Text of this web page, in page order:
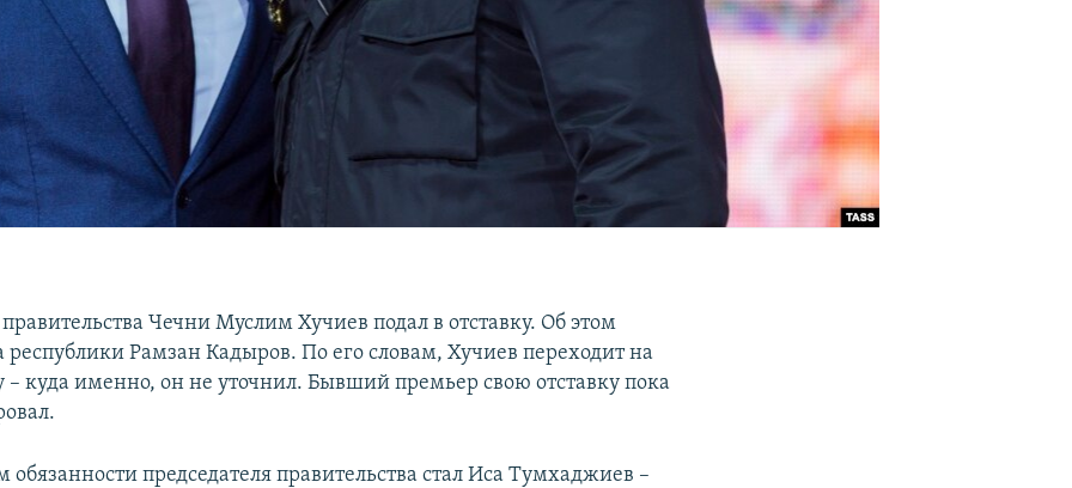
Чечни Муслим Хучиев подал в отставку. Об этом
республики Рамзан Кадыров. По его словам, Хучиев переходит на
– куда именно, он не уточнил. Бывший премьер свою отставку пока
председателя правительства стал Иса Тумхаджиев –